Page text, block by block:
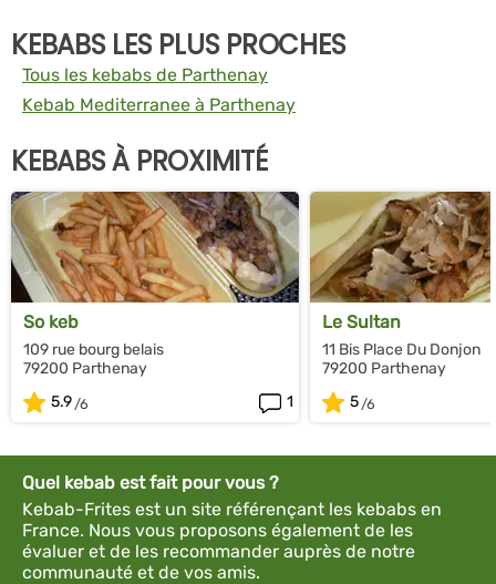
KEBABS LES PLUS PROCHES
Tous les kebabs de Parthenay
Kebab Mediterranee à Parthenay
KEBABS À PROXIMITÉ
So keb
109 rue bourg belais
79200 Parthenay
5.9
1
Le Sultan
11 Bis Place Du Donjon
79200 Parthenay
5
Quel kebab est fait pour vous ?
Kebab-Frites est un site référençant les kebabs en
France. Nous vous proposons également de les
évaluer et de les recommander auprès de notre
communauté et de vos amis.